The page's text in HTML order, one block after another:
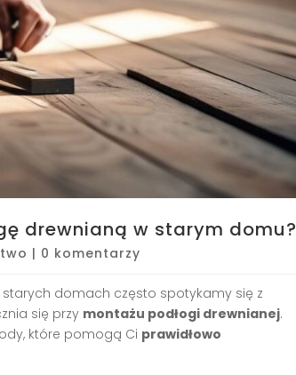
drewnianą w starym domu?
| 0 komentarzy
domach często spotykamy się z
się przy montażu podłogi drewnianej.
które pomogą Ci prawidłowo